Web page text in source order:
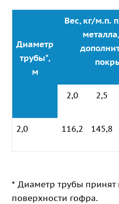
Диаметр
трубы*,
м
Вес, кг/м.п.
2,0 2,5
2,0 116,2 145,8
* Диаметр трубы принят
поверхности гофра.